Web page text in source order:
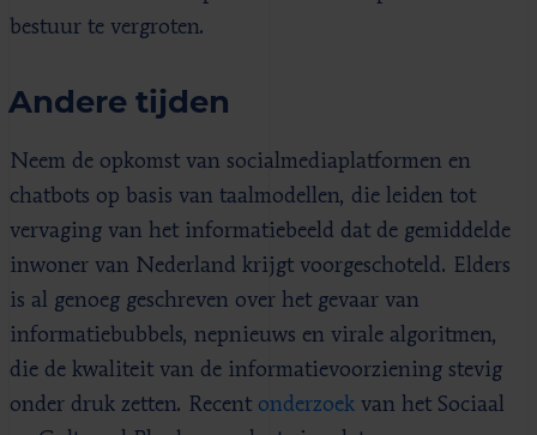
bestuur te vergroten.
Andere tijden
Neem de opkomst van socialmediaplatformen en
chatbots op basis van taalmodellen, die leiden tot
vervaging van het informatiebeeld dat de gemiddelde
inwoner van Nederland krijgt voorgeschoteld. Elders
is al genoeg geschreven over het gevaar van
informatiebubbels, nepnieuws en virale algoritmen,
die de kwaliteit van de informatievoorziening stevig
onder druk zetten. Recent onderzoek van het Sociaal